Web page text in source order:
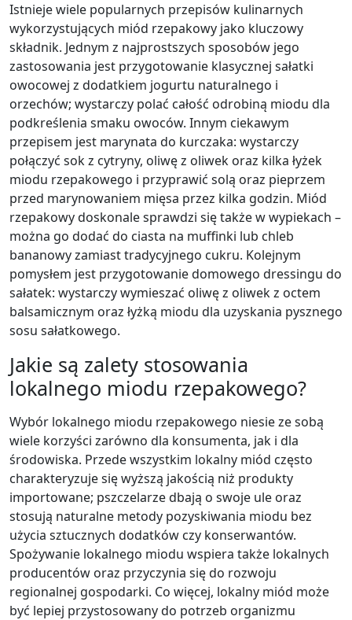
Istnieje wiele popularnych przepisów kulinarnych
wykorzystujących miód rzepakowy jako kluczowy
składnik. Jednym z najprostszych sposobów jego
zastosowania jest przygotowanie klasycznej sałatki
owocowej z dodatkiem jogurtu naturalnego i
orzechów; wystarczy polać całość odrobiną miodu dla
podkreślenia smaku owoców. Innym ciekawym
przepisem jest marynata do kurczaka: wystarczy
połączyć sok z cytryny, oliwę z oliwek oraz kilka łyżek
miodu rzepakowego i przyprawić solą oraz pieprzem
przed marynowaniem mięsa przez kilka godzin. Miód
rzepakowy doskonale sprawdzi się także w wypiekach –
można go dodać do ciasta na muffinki lub chleb
bananowy zamiast tradycyjnego cukru. Kolejnym
pomysłem jest przygotowanie domowego dressingu do
sałatek: wystarczy wymieszać oliwę z oliwek z octem
balsamicznym oraz łyżką miodu dla uzyskania pysznego
sosu sałatkowego.
Jakie są zalety stosowania
lokalnego miodu rzepakowego?
Wybór lokalnego miodu rzepakowego niesie ze sobą
wiele korzyści zarówno dla konsumenta, jak i dla
środowiska. Przede wszystkim lokalny miód często
charakteryzuje się wyższą jakością niż produkty
importowane; pszczelarze dbają o swoje ule oraz
stosują naturalne metody pozyskiwania miodu bez
użycia sztucznych dodatków czy konserwantów.
Spożywanie lokalnego miodu wspiera także lokalnych
producentów oraz przyczynia się do rozwoju
regionalnej gospodarki. Co więcej, lokalny miód może
być lepiej przystosowany do potrzeb organizmu